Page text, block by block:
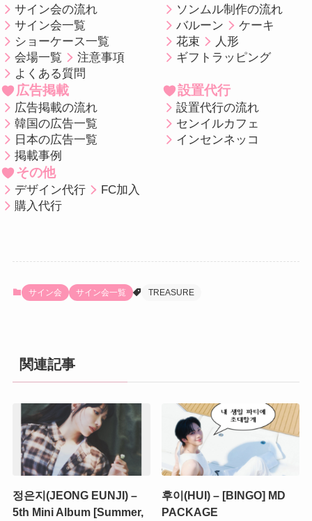
サイン会の流れ
サイン会一覧
ショーケース一覧
会場一覧
注意事項
よくある質問
ソンムル制作の流れ
バルーン
ケーキ
花束
人形
ギフトラッピング
広告掲載
広告掲載の流れ
韓国の広告一覧
日本の広告一覧
掲載事例
設置代行
設置代行の流れ
センイルカフェ
インセンネッコ
その他
デザイン代行
FC加入
購入代行
サイン会 サイン会一覧 TREASURE
関連記事
정은지(JEONG EUNJI) –
5th Mini Album [Summer,
후이(HUI) – [BINGO] MD
PACKAGE